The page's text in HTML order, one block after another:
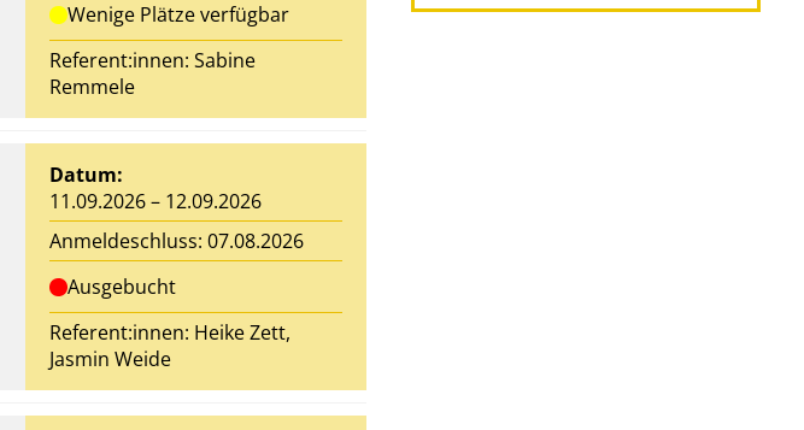
Wenige Plätze verfügbar
Referent:innen: Sabine
Remmele
Datum:
11.09.2026 – 12.09.2026
Anmeldeschluss: 07.08.2026
Ausgebucht
Referent:innen: Heike Zett,
Jasmin Weide